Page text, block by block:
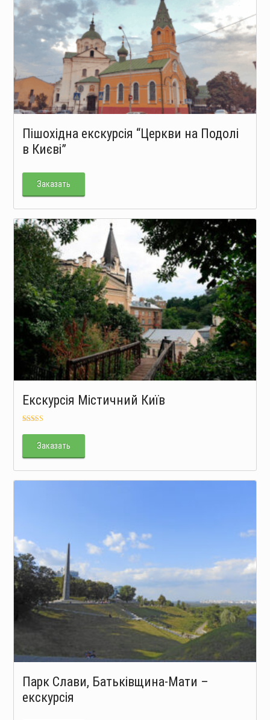
Пішохідна екскурсія “Церкви на Подолі
в Києві”
Заказать
Екскурсія Містичний Київ
5.00
Заказать
Парк Слави, Батьківщина-Мати –
екскурсія